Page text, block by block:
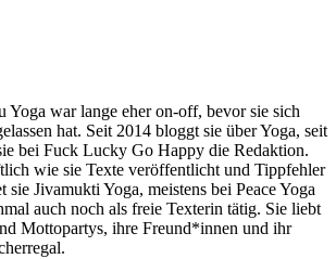
Yoga war lange eher on-off, bevor sie sich
hat. Seit 2014 bloggt sie über Yoga, seit
bei Fuck Lucky Go Happy die Redaktion.
wie sie Texte veröffentlicht und Tippfehler
Jivamukti Yoga, meistens bei Peace Yoga
auch noch als freie Texterin tätig. Sie liebt
Mottopartys, ihre Freund*innen und ihr